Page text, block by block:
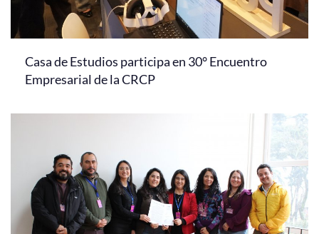
Casa de Estudios participa en 30° Encuentro
Empresarial de la CRCP